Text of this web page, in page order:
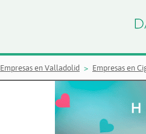
Empresas en Valladolid Empresas en